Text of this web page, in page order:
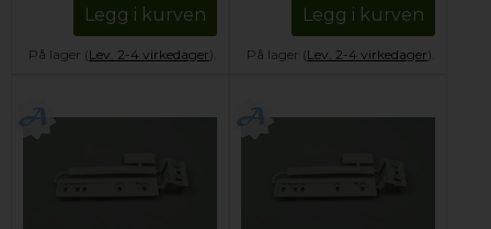
Legg i kurven
På lager (Lev. 2-4 virkedager).
Legg i kurven
På lager (Lev. 2-4 virkedager).